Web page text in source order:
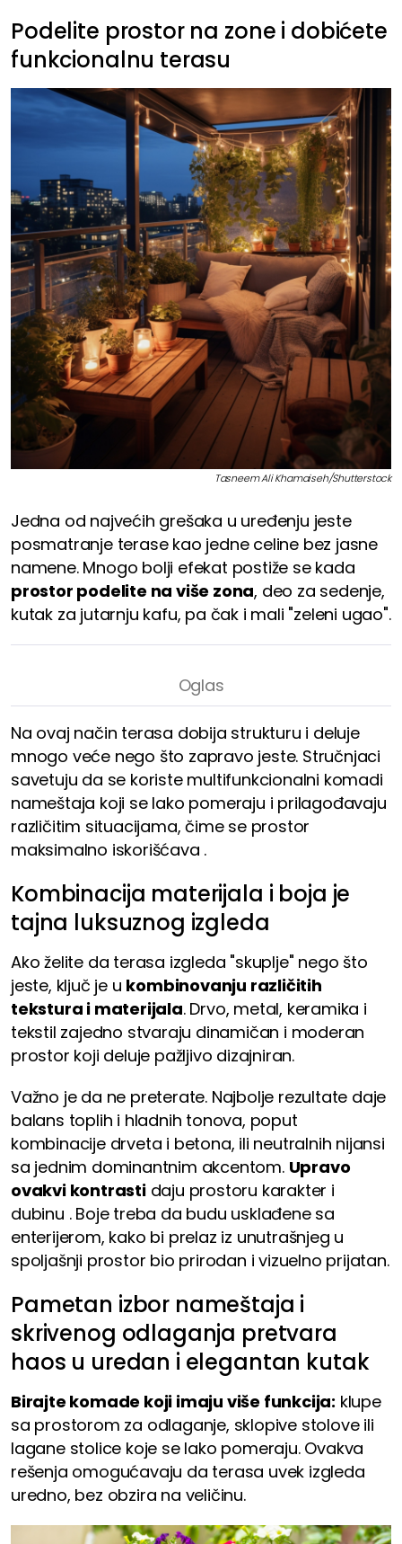
Podelite prostor na zone i dobićete
funkcionalnu terasu
Tasneem Ali Khamaiseh/Shutterstock
Jedna od najvećih grešaka u uređenju jeste
posmatranje terase kao jedne celine bez jasne
namene. Mnogo bolji efekat postiže se kada
prostor podelite na više zona, deo za sedenje,
kutak za jutarnju kafu, pa čak i mali "zeleni ugao".
Na ovaj način terasa dobija strukturu i deluje
mnogo veće nego što zapravo jeste. Stručnjaci
savetuju da se koriste multifunkcionalni komadi
nameštaja koji se lako pomeraju i prilagođavaju
različitim situacijama, čime se prostor
maksimalno iskorišćava .
Kombinacija materijala i boja je
tajna luksuznog izgleda
Ako želite da terasa izgleda "skuplje" nego što
jeste, ključ je u kombinovanju različitih
tekstura i materijala. Drvo, metal, keramika i
tekstil zajedno stvaraju dinamičan i moderan
prostor koji deluje pažljivo dizajniran.
Važno je da ne preterate. Najbolje rezultate daje
balans toplih i hladnih tonova, poput
kombinacije drveta i betona, ili neutralnih nijansi
sa jednim dominantnim akcentom. Upravo
ovakvi kontrastidaju prostoru karakter i
dubinu . Boje treba da budu usklađene sa
enterijerom, kako bi prelaz iz unutrašnjeg u
spoljašnji prostor bio prirodan i vizuelno prijatan.
Pametan izbor nameštaja i
skrivenog odlaganja pretvara
haos u uredan i elegantan kutak
Birajte komade koji imaju više funkcija: klupe
sa prostorom za odlaganje, sklopive stolove ili
lagane stolice koje se lako pomeraju. Ovakva
rešenja omogućavaju da terasa uvek izgleda
uredno, bez obzira na veličinu.